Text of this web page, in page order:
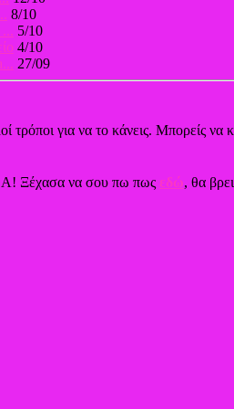
8/10
5/10
4/10
27/09
για να το κάνεις. Μπορείς να
Α! Ξέχασα να σου πω πως εδώ, θα